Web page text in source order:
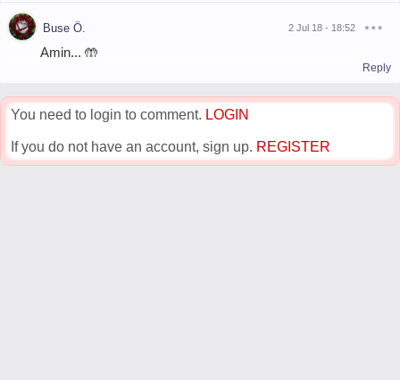
Buse Ö. 2 Jul 18 - 18:52
Amin... 🤲
Reply
You need to login to comment. LOGIN
If you do not have an account, sign up. REGISTER